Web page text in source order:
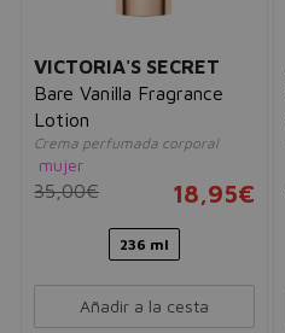
VICTORIA'S SECRET
Bare Vanilla Fragrance
Lotion
Crema perfumada corporal
mujer
35,00€ 18,95€
236 ml
Añadir a la cesta